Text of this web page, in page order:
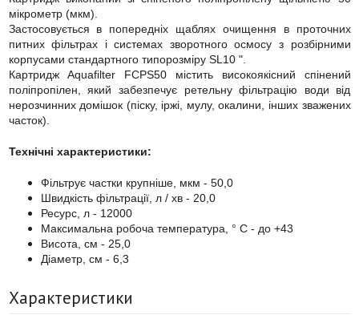
мікрометр (мкм).
Застосовується в попередніх щаблях очищення в проточних
питних фільтрах і системах зворотного осмосу з розбірними
корпусами стандартного типорозміру SL10 ".
Картридж Aquafilter FCPS50 містить високоякісний спінений
поліпропілен, який забезпечує ретельну фільтрацію води від
нерозчинних домішок (піску, іржі, мулу, окалини, інших зважених
часток).
Технічні характеристики:
Фільтрує частки крупніше, мкм - 50,0
Швидкість фільтрації, л / хв - 20,0
Ресурс, л - 12000
Максимальна робоча температура, ° С - до +43
Висота, см - 25,0
Діаметр, см - 6,3
Характеристики